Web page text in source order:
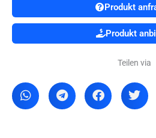
Produkt
Produkt
Teilen via